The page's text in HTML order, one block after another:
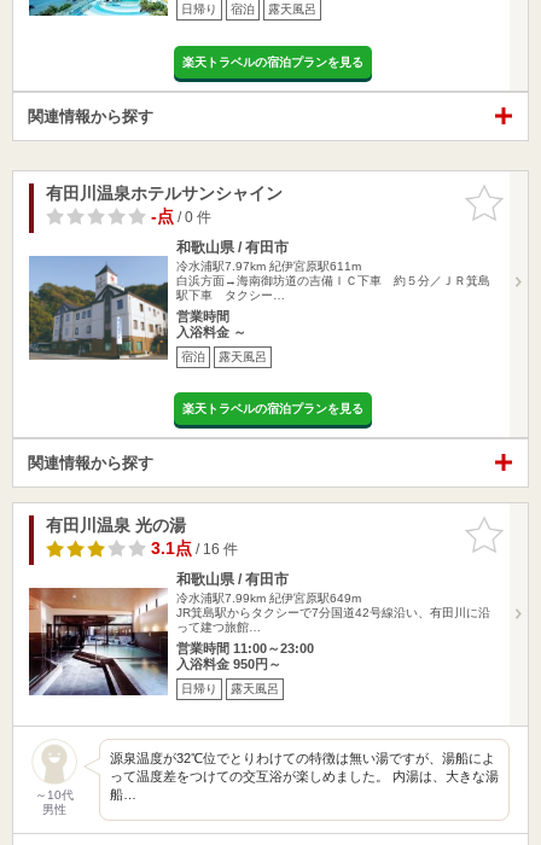
日帰り 宿泊 露天風呂
楽天トラベルの宿泊プランを見る
関連情報から探す
お気に入
りに追加
有田川温泉ホテルサンシャイン
-点/ 0 件
和歌山県 / 有田市
冷水浦駅7.97km 紀伊宮原駅611m
白浜方面→海南御坊道の吉備ＩＣ下車 約５分／ＪＲ箕島
駅下車 タクシー…
営業時間
入浴料金 ～
宿泊 露天風呂
楽天トラベルの宿泊プランを見る
関連情報から探す
お気に入
りに追加
有田川温泉 光の湯
3.1点/ 16 件
和歌山県 / 有田市
冷水浦駅7.99km 紀伊宮原駅649m
JR箕島駅からタクシーで7分国道42号線沿い、有田川に沿
って建つ旅館…
営業時間 11:00～23:00
入浴料金 950円～
日帰り 露天風呂
～10代
男性
源泉温度が32℃位でとりわけての特徴は無い湯ですが、湯船によ
って温度差をつけての交互浴が楽しめました。 内湯は、大きな湯
船…